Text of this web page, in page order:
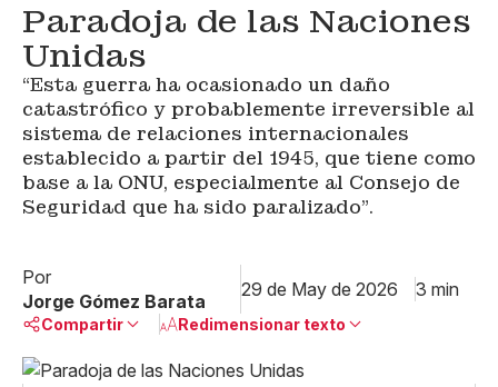
Paradoja de las Naciones
Unidas
“Esta guerra ha ocasionado un daño
catastrófico y probablemente irreversible al
sistema de relaciones internacionales
establecido a partir del 1945, que tiene como
base a la ONU, especialmente al Consejo de
Seguridad que ha sido paralizado”.
Por
Jorge Gómez Barata
29 de May de 2026 3 min
Compartir Redimensionar texto